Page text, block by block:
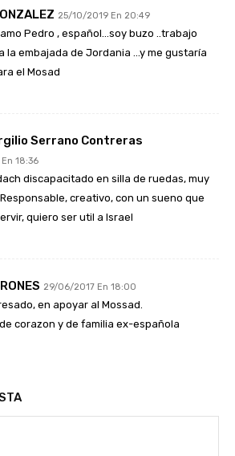
25/10/2019 En 20:49
Pedro , español…soy buzo ..trabajo
la embajada de Jordania …y me gustaría
el Mosad
Serrano Contreras
18:36
discapacitado en silla de ruedas, muy
creativo, con un sueno que
quiero ser util a Israel
29/06/2017 En 18:00
en apoyar al Mossad.
corazon y de familia ex-española